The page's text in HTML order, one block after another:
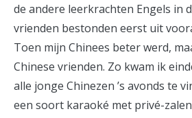
de andere leerkrachten Engels in
vrienden bestonden eerst uit
Toen mijn Chinees beter werd,
Chinese vrienden. Zo kwam ik
alle jonge Chinezen ’s avonds te
een soort karaoké met privé-